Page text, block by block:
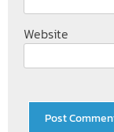
Website